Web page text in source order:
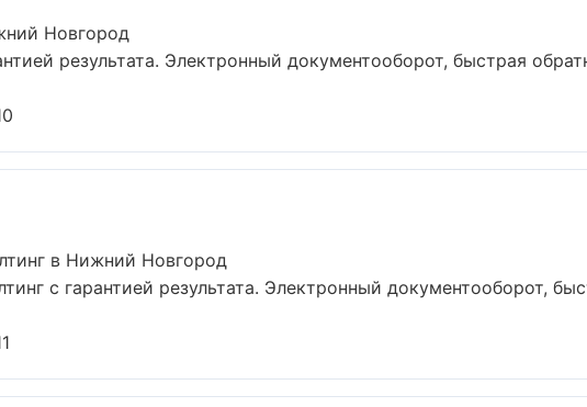
Новгород
результата. Электронный документооборот, быстрая
в Нижний Новгород
с гарантией результата. Электронный документооборот,